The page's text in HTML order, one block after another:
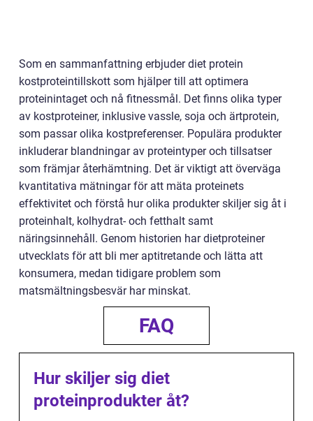
Som en sammanfattning erbjuder diet protein
kostproteintillskott som hjälper till att optimera
proteinintaget och nå fitnessmål. Det finns olika typer
av kostproteiner, inklusive vassle, soja och ärtprotein,
som passar olika kostpreferenser. Populära produkter
inkluderar blandningar av proteintyper och tillsatser
som främjar återhämtning. Det är viktigt att överväga
kvantitativa mätningar för att mäta proteinets
effektivitet och förstå hur olika produkter skiljer sig åt i
proteinhalt, kolhydrat- och fetthalt samt
näringsinnehåll. Genom historien har dietproteiner
utvecklats för att bli mer aptitretande och lätta att
konsumera, medan tidigare problem som
matsmältningsbesvär har minskat.
FAQ
Hur skiljer sig diet
proteinprodukter åt?